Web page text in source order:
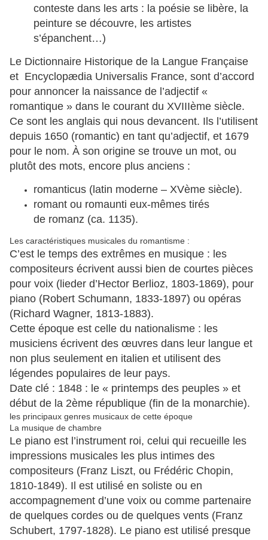
conteste dans les arts : la poésie se libère, la
peinture se découvre, les artistes
s’épanchent…)
Le Dictionnaire Historique de la Langue Française
et Encyclopædia Universalis France, sont d’accord
pour annoncer la naissance de l’adjectif «
romantique » dans le courant du XVIIIème siècle.
Ce sont les anglais qui nous devancent. Ils l’utilisent
depuis 1650 (romantic) en tant qu’adjectif, et 1679
pour le nom. À son origine se trouve un mot, ou
plutôt des mots, encore plus anciens :
romanticus (latin moderne – XVème siècle).
romant ou romaunti eux-mêmes tirés
de romanz (ca. 1135).
Les caractéristiques musicales du romantisme :
C’est le temps des extrêmes en musique : les
compositeurs écrivent aussi bien de courtes pièces
pour voix (lieder d’Hector Berlioz, 1803-1869), pour
piano (Robert Schumann, 1833-1897) ou opéras
(Richard Wagner, 1813-1883).
Cette époque est celle du nationalisme : les
musiciens écrivent des œuvres dans leur langue et
non plus seulement en italien et utilisent des
légendes populaires de leur pays.
Date clé : 1848 : le « printemps des peuples » et
début de la 2ème république (fin de la monarchie).
les principaux genres musicaux de cette époque
La musique de chambre
Le piano est l’instrument roi, celui qui recueille les
impressions musicales les plus intimes des
compositeurs (Franz Liszt, ou Frédéric Chopin,
1810-1849). Il est utilisé en soliste ou en
accompagnement d’une voix ou comme partenaire
de quelques cordes ou de quelques vents (Franz
Schubert, 1797-1828). Le piano est utilisé presque